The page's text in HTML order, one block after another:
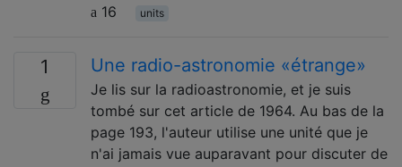
16
units
1 Une radio-astronomie «étrange»
Je lis sur la radioastronomie, et je suis
tombé sur cet article de 1964. Au bas de la
page 193, l'auteur utilise une unité que je
n'ai jamais vue auparavant pour discuter de